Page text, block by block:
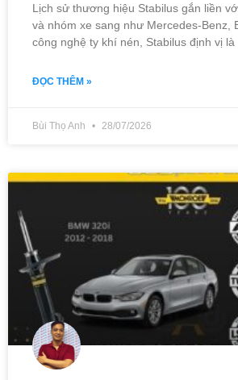
Lịch sử thương hiệu Stabilus gắn liền
và nhóm xe sang như Mercedes-Benz,
công nghệ ty khí nén, Stabilus định vị là
ĐỌC THÊM »
Bùi Thọ Anh 28/07/2026